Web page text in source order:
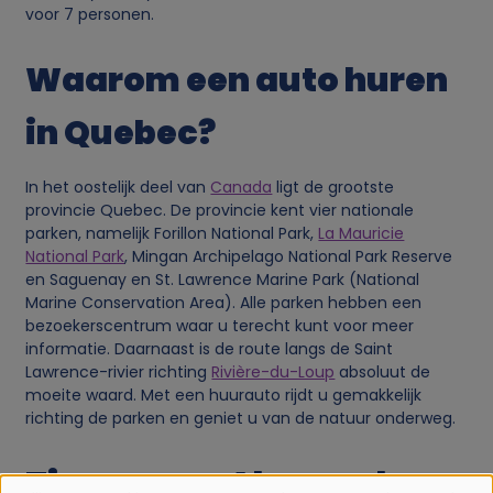
voor 7 personen.
Waarom een auto huren
in Quebec?
In het oostelijk deel van Canada ligt de grootste
provincie Quebec. De provincie kent vier nationale
parken, namelijk Forillon National Park, La Mauricie
National Park, Mingan Archipelago National Park Reserve
en Saguenay en St. Lawrence Marine Park (National
Marine Conservation Area). Alle parken hebben een
bezoekerscentrum waar u terecht kunt voor meer
informatie. Daarnaast is de route langs de Saint
Lawrence-rivier richting Rivière-du-Loup absoluut de
moeite waard. Met een huurauto rijdt u gemakkelijk
richting de parken en geniet u van de natuur onderweg.